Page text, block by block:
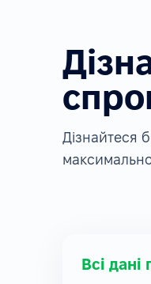
Дізнайтеся
Всі дані